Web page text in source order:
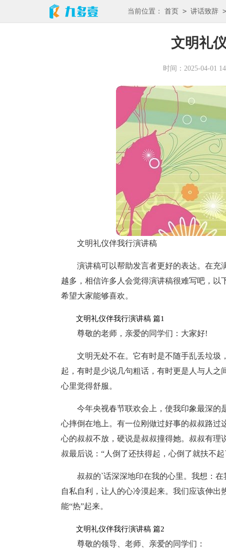
当前位置： 首页 > 讲话致辞 >
文明礼
时间：2025-04-01
文明礼仪伴我行演讲稿
演讲稿可以帮助发言者更好的表达。在充
越多，相信许多人会觉得演讲稿很难写吧，以
希望大家能够喜欢。
文明礼仪伴我行演讲稿 篇1
尊敬的老师，亲爱的同学们：大家好!
文明无处不在。它有时是不随手乱丢垃圾
起，有时是少说几句粗话，有时更是人与人之
心里觉得舒服。
今年央视春节联欢会上，使我印象最深的
心摔倒在地上。有一位刚做过好事的叔叔路
心的叔叔不放，硬说是叔叔撞得她。叔叔有理
叔最后说：“人倒了还扶得起，心倒了就扶不起
叔叔的`话深深地印在我的心里。我想：
自私自利，让人的心冷漠起来。我们应该伸出
能“热”起来。
文明礼仪伴我行演讲稿 篇2
尊敬的领导、老师、亲爱的同学们：